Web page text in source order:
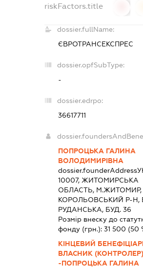
riskFactors.title
dossier.fullName:
ЄВРОТРАНСЕКСПРЕС
dossier.opfSubType:
-
dossier.edrpo:
36617711
ПОПРОЦЬКА ГАЛИНА
ВОЛОДИМИРІВНА
dossier.founderAddress
10007, ЖИТОМИРСЬКА
ОБЛАСТЬ, М.ЖИТОМИР,
КОРОЛЬОВСЬКИЙ Р-Н,
РУДАНСЬКА, БУД. 36
Розмір внеску до
фонду (грн.):31 500 (50
КІНЦЕВИЙ
ВЛАСНИК (КОНТРОЛЕР)
-ПОПРОЦЬКА ГАЛИНА